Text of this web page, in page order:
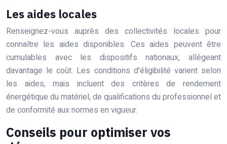
Les aides locales
Renseignez-vous auprès des collectivités locales pour
connaître les aides disponibles. Ces aides peuvent être
cumulables avec les dispositifs nationaux, allégeant
davantage le coût. Les conditions d’éligibilité varient selon
les aides, mais incluent des critères de rendement
énergétique du matériel, de qualifications du professionnel et
de conformité aux normes en vigueur.
Conseils pour optimiser vos